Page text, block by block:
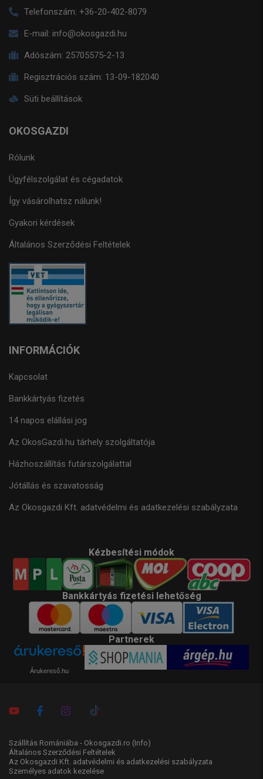
Telefonszám: +36-20-402-8079
E-mail: info@okosgazdi.hu
Adószám: 25705575-2-13
Regisztrációs szám: 13-09-182040
Süti beállítások
OKOSGAZDI
Rólunk
Ügyfélszolgálat és cégadatok
Így vásárolhatsz nálunk!
Gyakori kérdések
Általános Szerződési Feltételek
INFORMÁCIÓK
Kapcsolat
Bankkártyás fizetés
14 napos elállási jog
Az OkosGazdi.hu tárhely szolgáltatója
Házhoszállítás futárszolgálattal
Jótállás és szavatosság
Az Okosgazdi Kft. adatvédelmi és adatkezelési szabályzata
Kézbesítési módok
Bankkártyás fizetési lehetőség
Partnerek
Árukereső.hu
Szállítás Romániába - Okosgazdi.ro (Info)
Általános Szerződési Feltételek
Az Okosgazdi Kft. adatvédelmi és adatkezelési szabályzata
Személyes adatok kezelése